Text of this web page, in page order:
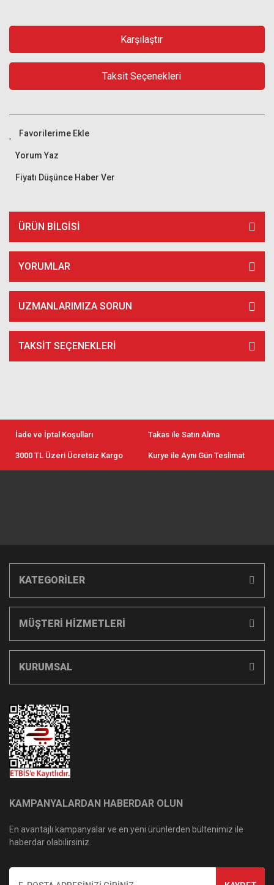
Karşılaştır
Taksit Seçenekleri
Yorum Yaz
Fiyatı Düşünce Haber Ver
ÜRÜN BILGISI
YORUMLAR
UZMANLARIMIZA SORUN
TAKSIT SEÇENEKLERI
İade ve İptal Koşulları Takas ile Satın Alma
3000 TL Üzeri Ücretsiz Kargo Kurye ile Aynı Gün Teslimat
KATEGORİLER
MÜŞTERİ HİZMETLERİ
KURUMSAL
KAMPANYALARDAN HABERDAR OLUN
En avantajlı kampanyalar ve en yeni ürünlerden bültenimiz ile
haberdar olabilirsiniz.